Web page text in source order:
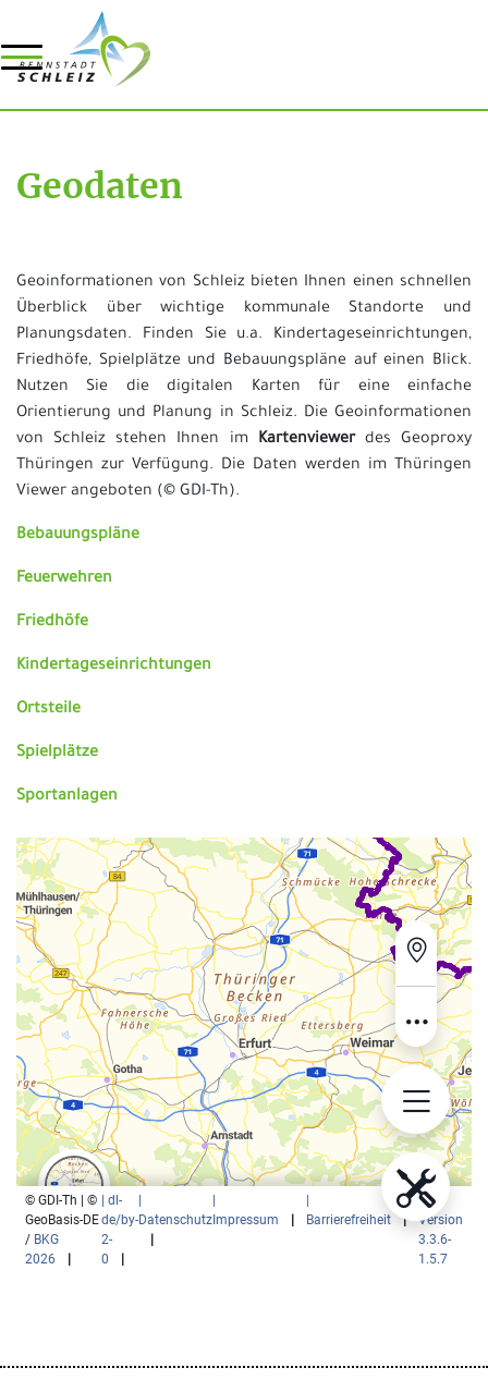
Geodaten
Geoinformationen von Schleiz bieten Ihnen einen schnellen
Überblick über wichtige kommunale Standorte und
Planungsdaten. Finden Sie u.a. Kindertageseinrichtungen,
Friedhöfe, Spielplätze und Bebauungspläne auf einen Blick.
Nutzen Sie die digitalen Karten für eine einfache
Orientierung und Planung in Schleiz. Die Geoinformationen
von Schleiz stehen Ihnen im Kartenviewerdes Geoproxy
Thüringen zur Verfügung. Die Daten werden im Thüringen
Viewer angeboten (© GDI-Th).
Bebauungspläne
Feuerwehren
Friedhöfe
Kindertageseinrichtungen
Ortsteile
Spielplätze
Sportanlagen